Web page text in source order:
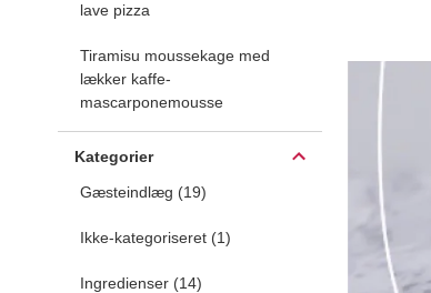
lave pizza
Tiramisu moussekage med
lækker kaffe-
mascarponemousse
Kategorier
Gæsteindlæg (19)
Ikke-kategoriseret (1)
Ingredienser (14)